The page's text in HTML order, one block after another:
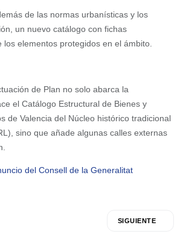
de las normas urbanísticas y los
un nuevo catálogo con fichas
los elementos protegidos en el ámbito.
de Plan no solo abarca la
el Catálogo Estructural de Bienes y
de Valencia del Núcleo histórico tradicional
sino que añade algunas calles externas
del Consell de la Generalitat
SIGUIENTE